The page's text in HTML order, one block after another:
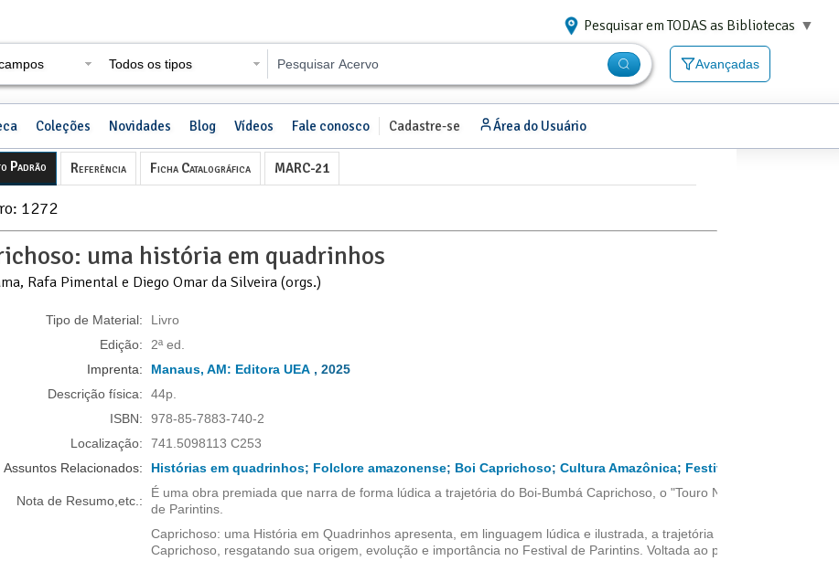
Pesquisar em TODAS as Bibliotecas ▼
Todos os tipos Avançadas
Coleções Novidades Blog Vídeos Fale conosco Cadastre-se Área do Usuário
Padrão Referência Ficha Catalográfica MARC-21
1272
uma história em quadrinhos
Rafa Pimental e Diego Omar da Silveira (orgs.)
Tipo de Material:
Livro
Edição:
2ª ed.
Imprenta:
Manaus, AM: Editora UEA , 2025
Descrição física:
44p.
ISBN:
978-85-7883-740-2
Localização:
741.5098113 C253
Assuntos Relacionados:
Histórias em quadrinhos; Folclore amazonense; Boi Caprichoso; Cultura Amazônica; Festivais folclóricos
Nota de Resumo,etc.:
É uma obra premiada que narra de forma lúdica a trajetória do Boi-Bumbá Caprichoso, o "Touro Negro" do Festival
de Parintins.
Caprichoso: uma História em Quadrinhos apresenta, em linguagem lúdica e ilustrada, a trajetória do Boi-Bumbá
Caprichoso, resgatando sua origem, evolução e importância no Festival de Parintins. Voltada ao público